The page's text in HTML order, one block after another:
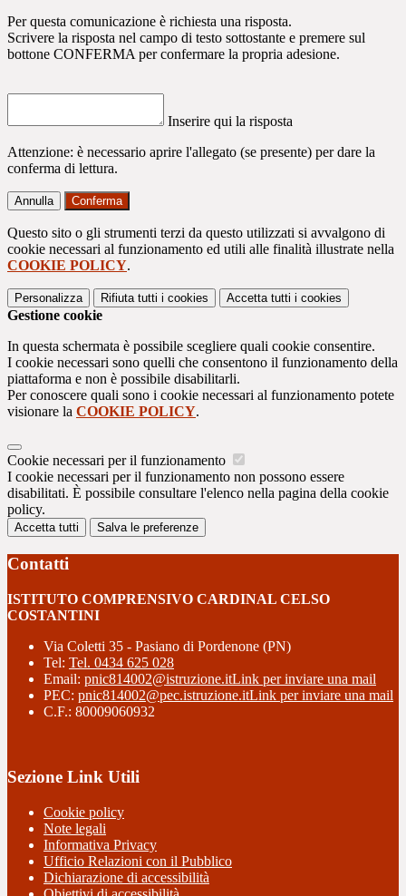
Per questa comunicazione è richiesta una risposta.
Scrivere la risposta nel campo di testo sottostante e premere sul
bottone CONFERMA per confermare la propria adesione.
Inserire qui la risposta
Attenzione: è necessario aprire l'allegato (se presente) per dare la
conferma di lettura.
Annulla Conferma
Questo sito o gli strumenti terzi da questo utilizzati si avvalgono di
cookie necessari al funzionamento ed utili alle finalità illustrate nella
COOKIE POLICY.
Personalizza Rifiuta tutti i cookies Accetta tutti i cookies
Gestione cookie
In questa schermata è possibile scegliere quali cookie consentire.
I cookie necessari sono quelli che consentono il funzionamento della
piattaforma e non è possibile disabilitarli.
Per conoscere quali sono i cookie necessari al funzionamento potete
visionare la COOKIE POLICY.
Cookie necessari per il funzionamento
I cookie necessari per il funzionamento non possono essere
disabilitati. È possibile consultare l'elenco nella pagina della cookie
policy.
Accetta tutti Salva le preferenze
Contatti
ISTITUTO COMPRENSIVO CARDINAL CELSO
COSTANTINI
Via Coletti 35 - Pasiano di Pordenone (PN)
Tel: Tel. 0434 625 028
Email: pnic814002@istruzione.itLink per inviare una mail
PEC: pnic814002@pec.istruzione.itLink per inviare una mail
C.F.: 80009060932
Sezione Link Utili
Cookie policy
Note legali
Informativa Privacy
Ufficio Relazioni con il Pubblico
Dichiarazione di accessibilità